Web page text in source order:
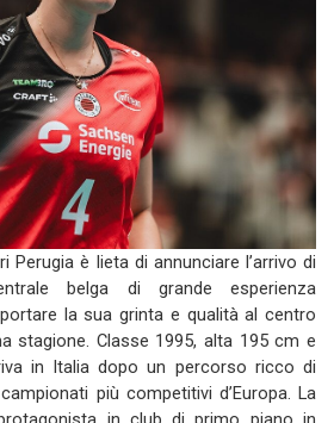
Perugia è lieta di annunciare l’arrivo di
belga di grande esperienza
la sua grinta e qualità al centro
stagione. Classe 1995, alta 195 cm e
in Italia dopo un percorso ricco di
più competitivi d’Europa. La